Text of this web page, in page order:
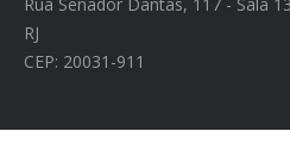
RJ
CEP: 20031-911